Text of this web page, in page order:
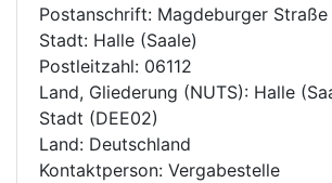
Postanschrift: Magdeburger Straße
Stadt: Halle (Saale)
Postleitzahl: 06112
Land, Gliederung (NUTS): Halle
Stadt (DEE02)
Land: Deutschland
Kontaktperson: Vergabestelle